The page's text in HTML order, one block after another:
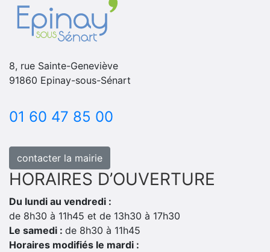
8, rue Sainte-Geneviève
91860 Epinay-sous-Sénart
01 60 47 85 00
contacter la mairie
HORAIRES D’OUVERTURE
Du lundi au vendredi :
de 8h30 à 11h45 et de 13h30 à 17h30
Le samedi : de 8h30 à 11h45
Horaires modifiés le mardi :